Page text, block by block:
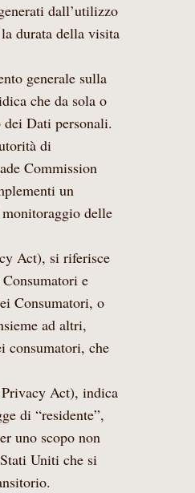
dall’utilizzo
durata della visita
generale sulla
che da sola o
Dati personali.
di
Commission
un
delle
Act), si riferisce
e
Consumatori, o
ad altri,
consumatori, che
Act), indica
di “residente”,
uno scopo non
Uniti che si